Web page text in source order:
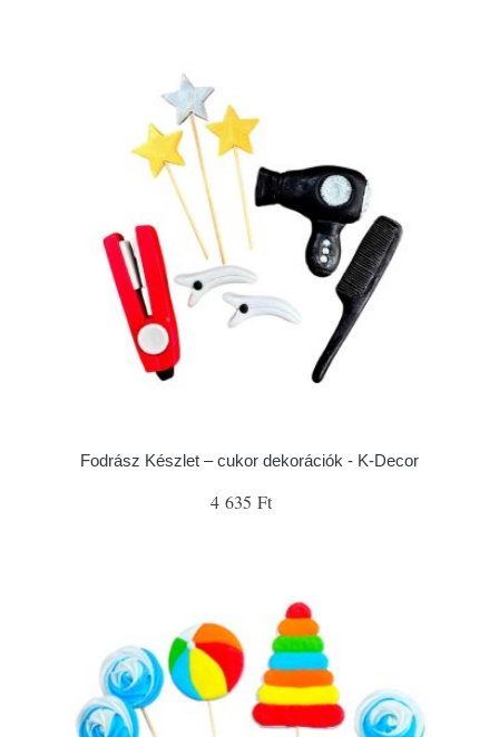
Fodrász Készlet – cukor dekorációk - K-Decor
4 635 Ft